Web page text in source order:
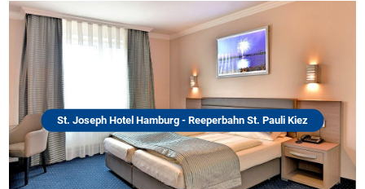
St. Joseph Hotel Hamburg - Reeperbahn St. Pauli Kiez